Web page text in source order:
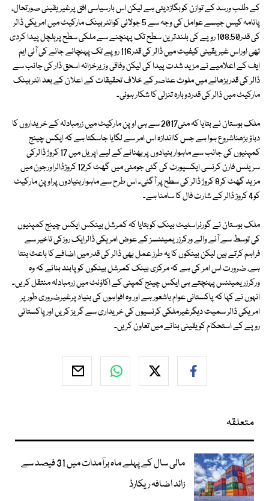
کے طلب ورسد کے توازن کوبگاڑدیتی ہے لیکن اس بارسیاسی افق پرغیریقینی صورتحال،
پانامہ کیس جیسے عوامل کی وجہ سے 5 جولائی کوانٹربینک مارکیٹ میں امریکی ڈالر
کی قدر108.50 روپے کی بلندترین سطح تک پہنچنے سے ملکی سطح پرہلچل پیدا کردی
تھی اوراس غیریقینی کیفیت میں ڈالر کی قدر116 روپے تک پہنچائے جانے کی آئی ایم
ایف کے اعلامیے نے مزید شدت پیدا کی لیکن وفاقی وزیرخزانہ اسحق ڈار کی جانب سے
ڈالر کی قدربڑھانے میں ملوث عناصر کے خلاف تحقیقات کے اعلان کے بعد انٹربینک
مارکیٹ میں ڈالر کی قدردوبارہ تنزلی کا شکار ہوئی۔
ملک بوستان نے بتایا کہ مئی2017 سے ہی اوپن مارکیٹ میں زرمبادلہ کے خریداروں کا
دباؤ بڑھناشروع ہوا ہے جس کااندازہ اس امر سے لگایا جاسکتا ہے کہ ایکس چینج
کمپنیوں کی جانب سے ماہوار بنیادوں پربھنانے کے لیے اپریل میں 17 کروڑ ڈالرکی
سرپلس فارن کرنسی ایکسپورٹ کی گئی جومئی میں گھٹ کر12 کروڑڈالراورجون میں
مزید گھٹ کر8 کروڑ ڈالر کی سطح پر آگئی۔ اس طرح سے ماہواربنیادوں پراوپن مارکیٹ
کو4 کروڑ ڈالر کے شارٹ فال کا سامنا ہے۔
ملک بوستان نے گورنراسٹیٹ بینک کوبتایا کہ کمرشل بینکس ایکس چینج کمپنیوں
کی توسط سے آنے والے ورکرزریمیٹنسز کے عوض امریکی ڈالرایک روزکی تاخیر سے
فراہم کرتے ہیں لیکن بینکوں کا یہ طرز عمل بھی ڈالر کی قدر میں اضافے کا باعث بنتا
ہے، ضرورت اس امر کی ہے کہ مرکزی بینک کمرشل بینکوں کو پابند بنائے کہ وہ
ورکرزریمیٹنس پہنچتے ہی ایکس چینج کمپنی کے اکاؤنٹ میں زرمبادلہ منتقل کریں۔
انہوں نے کہا کہ پاکستانی عوام باشعور ہے اور وہ افواہوں کی بنیاد پرغیرضروری طور پر
امریکی ڈالر سمیت دیگرغیرملکی کرنسیوں کی خریداری سے گریز کریں اور پاکستانی
روپے کے استحکام کو یقینی بنانے میں تعاون کریں۔
متعلقہ
مالی سال کے پہلے ماہ برآمدات میں 31 فیصد سے
زائد اضافہ ریکارڈ